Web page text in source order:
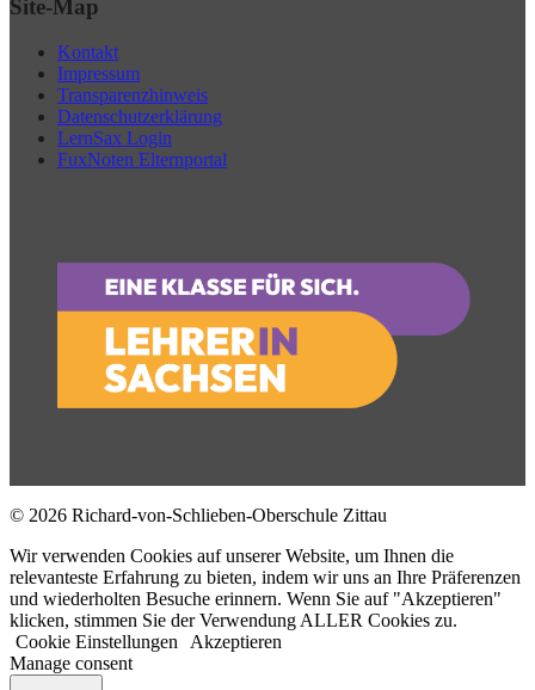
Site-Map
Kontakt
Impressum
Transparenzhinweis
Datenschutzerklärung
LernSax Login
FuxNoten Elternportal
© 2026 Richard-von-Schlieben-Oberschule Zittau
Wir verwenden Cookies auf unserer Website, um Ihnen die
relevanteste Erfahrung zu bieten, indem wir uns an Ihre Präferenzen
und wiederholten Besuche erinnern. Wenn Sie auf "Akzeptieren"
klicken, stimmen Sie der Verwendung ALLER Cookies zu.
Cookie Einstellungen Akzeptieren
Manage consent